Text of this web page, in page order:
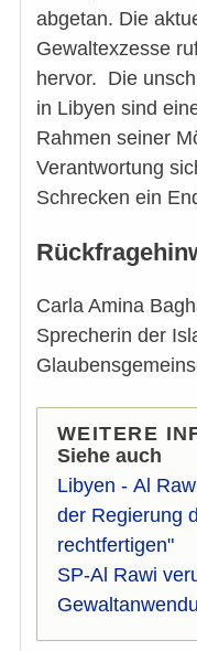
abgetan. Die
Gewaltexzesse
hervor. Die
in Libyen sind
Rahmen seiner
Verantwortung
Schrecken ein
Carla Amina
Sprecherin der
WEITERE
Siehe auch
Libyen - Al
der Regierung
rechtfertigen"
SP-Al Rawi